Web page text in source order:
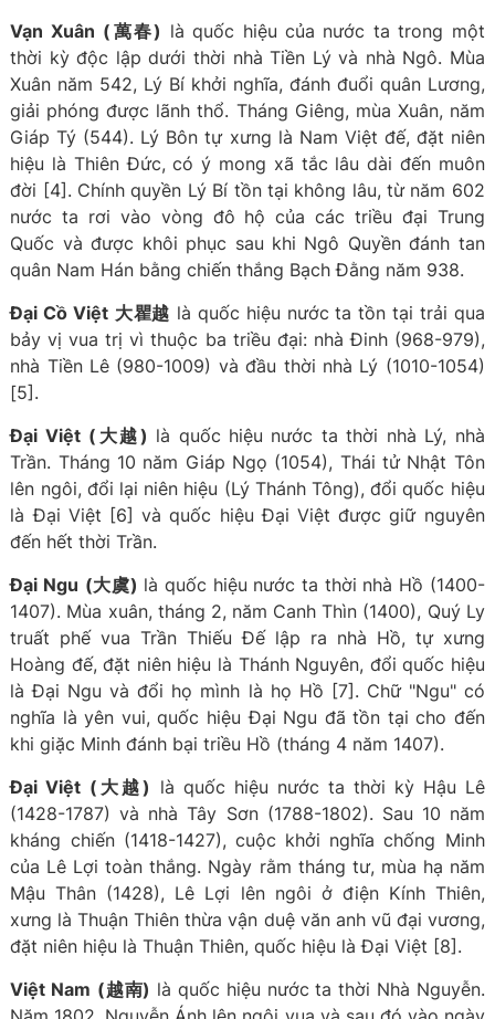
Vạn Xuân (萬春) là quốc hiệu của nước ta trong một
thời kỳ độc lập dưới thời nhà Tiền Lý và nhà Ngô. Mùa
Xuân năm 542, Lý Bí khởi nghĩa, đánh đuổi quân Lương,
giải phóng được lãnh thổ. Tháng Giêng, mùa Xuân, năm
Giáp Tý (544). Lý Bôn tự xưng là Nam Việt đế, đặt niên
hiệu là Thiên Đức, có ý mong xã tắc lâu dài đến muôn
đời [4]. Chính quyền Lý Bí tồn tại không lâu, từ năm 602
nước ta rơi vào vòng đô hộ của các triều đại Trung
Quốc và được khôi phục sau khi Ngô Quyền đánh tan
quân Nam Hán bằng chiến thắng Bạch Đằng năm 938.
Đại Cồ Việt 大瞿越 là quốc hiệu nước ta tồn tại trải qua
bảy vị vua trị vì thuộc ba triều đại: nhà Đinh (968-979),
nhà Tiền Lê (980-1009) và đầu thời nhà Lý (1010-1054)
[5].
Đại Việt (大越) là quốc hiệu nước ta thời nhà Lý, nhà
Trần. Tháng 10 năm Giáp Ngọ (1054), Thái tử Nhật Tôn
lên ngôi, đổi lại niên hiệu (Lý Thánh Tông), đổi quốc hiệu
là Đại Việt [6] và quốc hiệu Đại Việt được giữ nguyên
đến hết thời Trần.
Đại Ngu (大虞) là quốc hiệu nước ta thời nhà Hồ (1400-
1407). Mùa xuân, tháng 2, năm Canh Thìn (1400), Quý Ly
truất phế vua Trần Thiếu Đế lập ra nhà Hồ, tự xưng
Hoàng đế, đặt niên hiệu là Thánh Nguyên, đổi quốc hiệu
là Đại Ngu và đổi họ mình là họ Hồ [7]. Chữ "Ngu" có
nghĩa là yên vui, quốc hiệu Đại Ngu đã tồn tại cho đến
khi giặc Minh đánh bại triều Hồ (tháng 4 năm 1407).
Đại Việt (大越) là quốc hiệu nước ta thời kỳ Hậu Lê
(1428-1787) và nhà Tây Sơn (1788-1802). Sau 10 năm
kháng chiến (1418-1427), cuộc khởi nghĩa chống Minh
của Lê Lợi toàn thắng. Ngày rằm tháng tư, mùa hạ năm
Mậu Thân (1428), Lê Lợi lên ngôi ở điện Kính Thiên,
xưng là Thuận Thiên thừa vận duệ văn anh vũ đại vương,
đặt niên hiệu là Thuận Thiên, quốc hiệu là Đại Việt [8].
Việt Nam (越南) là quốc hiệu nước ta thời Nhà Nguyễn.